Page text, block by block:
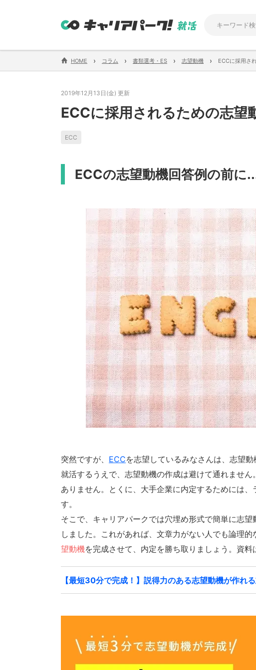
HOME › コラム › 書類選考・ES › 志望動機 › ECCに採用さ
2019年12月13日(金) 更新
ECCに採用されるための志望
ECC
ECCの志望動機回答例の前に
突然ですが、 ECCを志望しているみなさんは、志望
就活するうえで、志望動機の作成は避けて通れませ
ありません。とくに、大手企業に内定するためには
す。
そこで、キャリアパークでは穴埋め形式で簡単に志望
しました。これがあれば、文章力がない人でも論理
望動機を完成させて、内定を勝ち取りましょう。資料
【最短30分で完成！】説得力のある志望動機が作れ